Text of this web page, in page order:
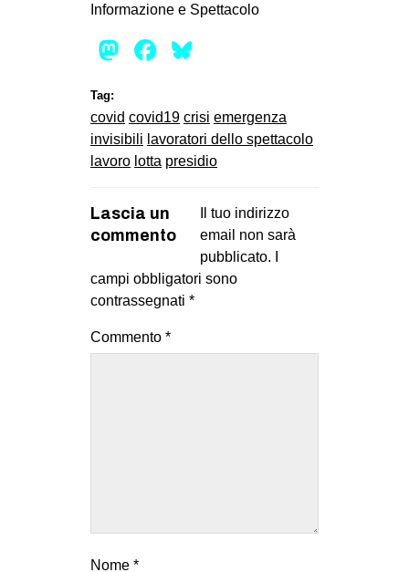
Informazione e Spettacolo
Mastodon
Facebook
Tag:
covid covid19 crisi emergenza
invisibili lavoratori dello spettacolo
lavoro lotta presidio
Lascia un
commento
Il tuo indirizzo
email non sarà
pubblicato.
campi obbligatori sono
contrassegnati *
Commento *
Nome *